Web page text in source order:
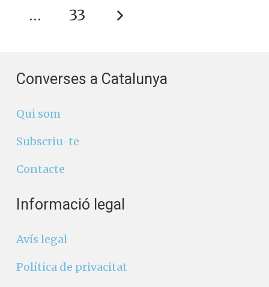
… 33
Converses a Catalunya
Qui som
Subscriu-te
Contacte
Informació legal
Avís legal
Política de privacitat